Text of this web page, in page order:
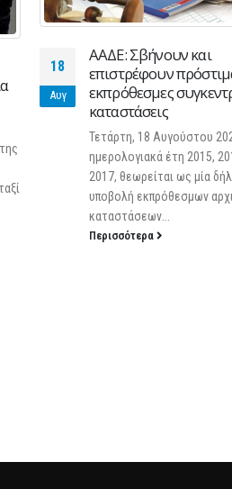
18
Αυγ
ΑΑΔΕ: Σβήνουν και
επιστρέφουν
εκπρόθεσμες
καταστάσεις
Τετάρτη, 18 Αυγούστου
ημερολογιακά έτη 2015,
2017, θεωρείται ως μία
υποβολή εκπρόθεσμων
καταστάσεων...
Περισσότερα